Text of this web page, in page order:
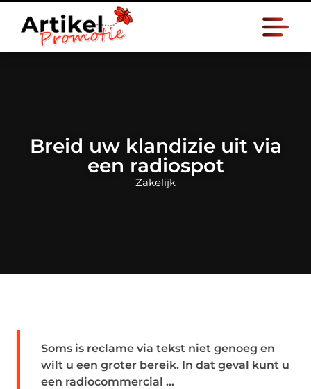
Breid uw klandizie uit via
een radiospot
Zakelijk
Soms is reclame via tekst niet genoeg en
wilt u een groter bereik. In dat geval kunt u
een radiocommercial ...